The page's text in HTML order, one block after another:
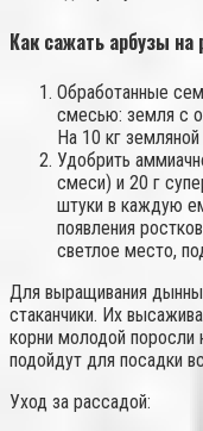
Как сажать арбузы на
Обработанные
смесью: земля с
На 10 кг
Удобрить
смеси) и 20 г
штуки в каждую
появления
светлое место,
Для выращивания
стаканчики. Их
корни молодой
подойдут для посадки
Уход за рассадой: